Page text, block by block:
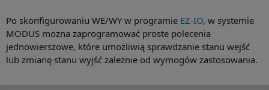
Po skonfigurowaniu WE/WY w programie EZ-IO, w systemie
MODUS można zaprogramować proste polecenia
jednowierszowe, które umożliwią sprawdzanie stanu wejść
lub zmianę stanu wyjść zależnie od wymogów zastosowania.